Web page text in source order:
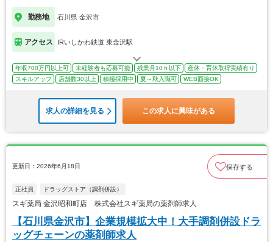
勤務地 石川県 金沢市
アクセス IRいしかわ鉄道 東金沢駅
年収700万円以上可 未経験者も応募可能 残業月10ｈ以下
産休・育休取得実績有り
スキルアップ
店舗数30以上 積極採用中 夏～秋入職可 WEB面接OK
求人の詳細を見る この求人に興味がある
更新日：2026年6月18日 保存する
正社員 ドラッグストア（調剤併設）
スギ薬局 金沢昭和町店 株式会社スギ薬局の薬剤師求人
【石川県金沢市】企業規模拡大中！大手調剤併設ドラ
ッグチェーンの薬剤師求人